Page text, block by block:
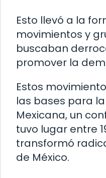
Esto llevó a la
movimientos y
buscaban
promover la
Estos
las bases para
Mexicana, un
tuvo lugar entre
transformó
de México.